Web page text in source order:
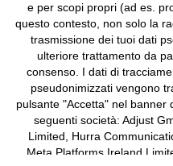
e per scopi propri (ad es.
questo contesto, non solo la
trasmissione dei tuoi dati
ulteriore trattamento da
consenso. I dati di
pseudonimizzati vengono
pulsante "Accetta" nel banner
seguenti società: Adjust
Limited, Hurra
Meta Platforms Ireland